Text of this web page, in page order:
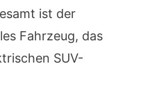
ist der
Fahrzeug, das
SUV-